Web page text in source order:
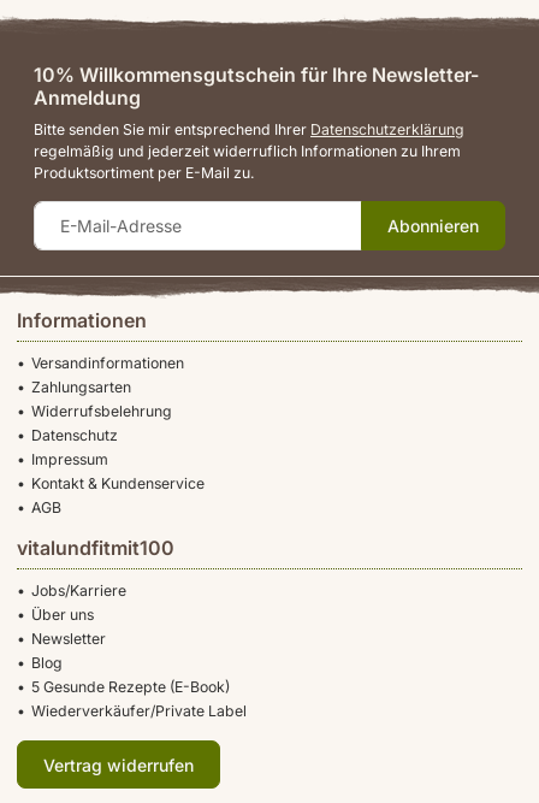
Informationen
Versandinformationen
Zahlungsarten
Widerrufsbelehrung
Datenschutz
Impressum
Kontakt & Kundenservice
AGB
vitalundfitmit100
Jobs/Karriere
Über uns
Newsletter
Blog
5 Gesunde Rezepte (E-Book)
Wiederverkäufer/Private Label
Vertrag widerrufen
10% Willkommensgutschein für Ihre Newsletter-
Anmeldung
Bitte senden Sie mir entsprechend Ihrer Datenschutzerklärung
regelmäßig und jederzeit widerruflich Informationen zu Ihrem
Produktsortiment per E-Mail zu.
Abonnieren